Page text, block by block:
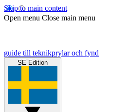
Skip to main content
Open menu Close main menu
guide till teknikprylar och fynd
SE Edition